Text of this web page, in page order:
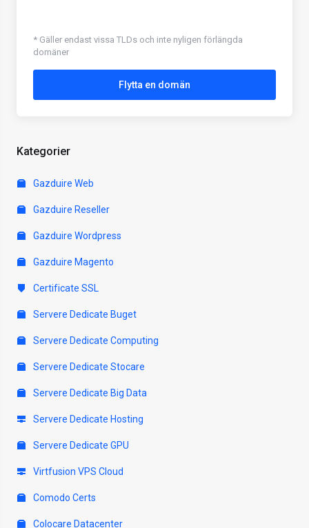
Kategorier
Gazduire Web
Gazduire Reseller
Gazduire Wordpress
Gazduire Magento
Certificate SSL
Servere Dedicate Buget
Servere Dedicate Computing
Servere Dedicate Stocare
Servere Dedicate Big Data
Servere Dedicate Hosting
Servere Dedicate GPU
Virtfusion VPS Cloud
Comodo Certs
Colocare Datacenter
* Gäller endast vissa TLDs och inte nyligen förlängda
domäner
Flytta en domän